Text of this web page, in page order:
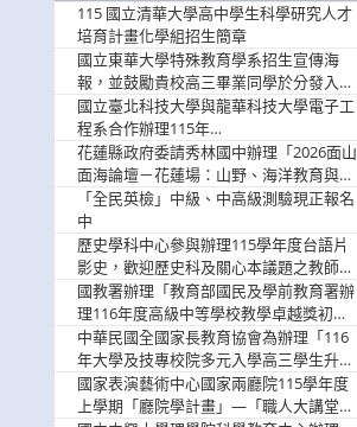
115 國立清華大學高中學生科學研究人才
培育計畫化學組招生簡章
國立東華大學特殊教育學系招生宣傳海
報，並鼓勵貴校高三畢業同學於分發入學
階段踴躍選填。
國立臺北科技大學與龍華科技大學電子工
程系合作辦理115年
「115.08.10~08.12「AI賦能應用於智慧半
導體研習營」，歡迎學生踴躍報名參加
花蓮縣政府委請秀林國中辦理「2026面山
面海論壇－花蓮場：山野、海洋教育與戶
外安全實務課程」，歡迎踴躍報名參加
「全民英檢」中級、中高級測驗現正報名
中
歷史學科中心參與辦理115學年度台語片
影史，歡迎歷史科及關心本議題之教師踴
躍報名參加
國教署辦理「教育部國民及學前教育署辦
理116年度高級中等學校教學卓越獎初選
實施計畫」，鼓勵教師踴躍報名
中華民國全國家長教育協會為辦理「116
年大學及技專校院多元入學高三學生升學
輔導家長說明會」
國家表演藝術中心國家兩廳院115學年度
上學期「廳院學計畫」—「職人大講堂」